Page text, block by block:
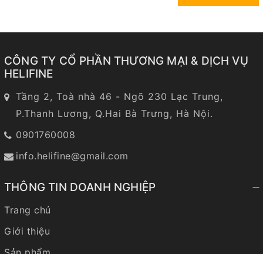
CÔNG TY CỔ PHẦN THƯƠNG MẠI & DỊCH VỤ
HELIFINE
Tầng 2, Toà nhà 46 - Ngõ 230 Lạc Trung,
P.Thanh Lương, Q.Hai Bà Trưng, Hà Nội.
0901760008
info.helifine@gmail.com
THÔNG TIN DOANH NGHIỆP
Trang chủ
Giới thiệu